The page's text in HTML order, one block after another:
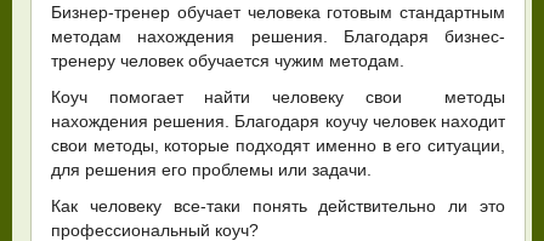
Бизнер-тренер обучает человека готовым стандартным
методам нахождения решения. Благодаря бизнес-
тренеру человек обучается чужим методам.
Коуч помогает найти человеку свои методы
нахождения решения. Благодаря коучу человек находит
свои методы, которые подходят именно в его ситуации,
для решения его проблемы или задачи.
Как человеку все-таки понять действительно ли это
профессиональный коуч?